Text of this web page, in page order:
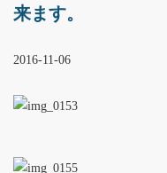
来ます。
2016-11-06